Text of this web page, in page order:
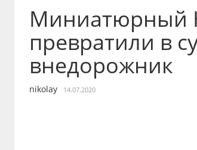
Миниатюрный
превратили в
внедорожник
nikolay 14.07.2020